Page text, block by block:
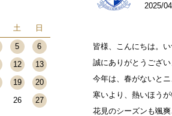
2025/
皆様、こんにちは。
誠にありがとうござ
今年は、春がないと
寒いより、熱いほう
花見のシーズンも颯
土 日
5
6
12
13
19
20
26
27